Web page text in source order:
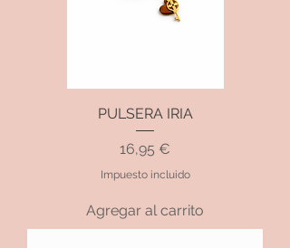
PULSERA IRIA
Precio
16,95 €
Impuesto incluido
Agregar al carrito